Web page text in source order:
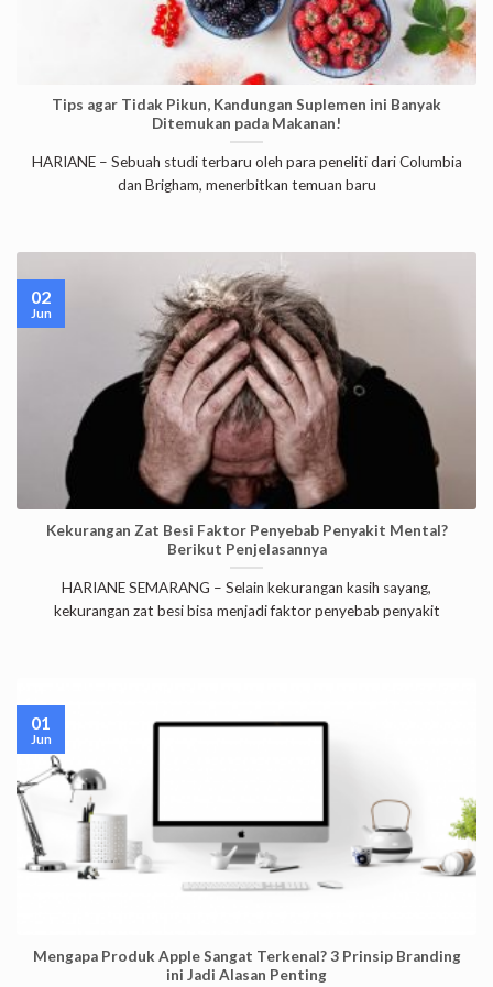
Tips agar Tidak Pikun, Kandungan Suplemen ini Banyak
Ditemukan pada Makanan!
HARIANE – Sebuah studi terbaru oleh para peneliti dari Columbia
dan Brigham, menerbitkan temuan baru
Kekurangan Zat Besi Faktor Penyebab Penyakit Mental?
Berikut Penjelasannya
HARIANE SEMARANG – Selain kekurangan kasih sayang,
kekurangan zat besi bisa menjadi faktor penyebab penyakit
02
Jun
Mengapa Produk Apple Sangat Terkenal? 3 Prinsip Branding
ini Jadi Alasan Penting
01
Jun